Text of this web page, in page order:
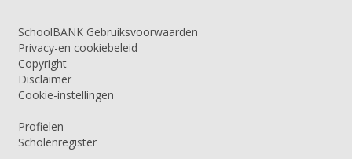
SchoolBANK Gebruiksvoorwaarden
Privacy-en cookiebeleid
Copyright
Disclaimer
Cookie-instellingen
Profielen
Scholenregister